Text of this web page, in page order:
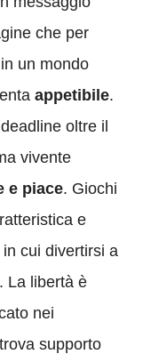
che per
un mondo
appetibile.
oltre il
vivente
e piace. Giochi
e
cui divertirsi a
. La libertà è
nei
supporto